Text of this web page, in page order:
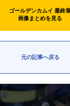
ゴールデンカムイ 最終
画像まとめを見る
元の記事へ戻る